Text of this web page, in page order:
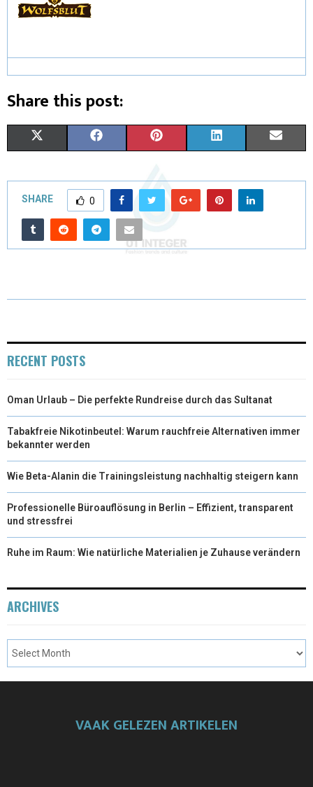
Share this post:
I
R
)
C
E
B
N
T
E
T
N
K
SHARE 0
RECENT POSTS
Oman Urlaub – Die perfekte Rundreise durch das Sultanat
Tabakfreie Nikotinbeutel: Warum rauchfreie Alternativen immer
bekannter werden
Wie Beta-Alanin die Trainingsleistung nachhaltig steigern kann
Professionelle Büroauflösung in Berlin – Effizient, transparent
und stressfrei
Ruhe im Raum: Wie natürliche Materialien je Zuhause verändern
ARCHIVES
VAAK GELEZEN ARTIKELEN